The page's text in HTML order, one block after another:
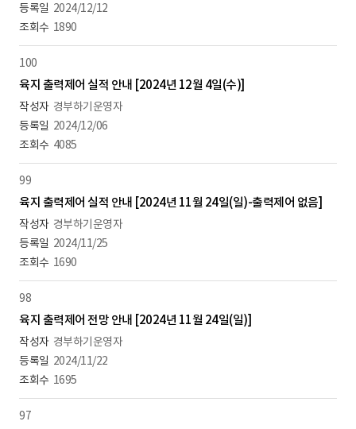
2024/12/12
1890
100
육지 출력제어 실적 안내 [2024년 12월 4일(수)]
경부하기운영자
2024/12/06
4085
99
육지 출력제어 실적 안내 [2024년 11월 24일(일)-출력제어 없음]
경부하기운영자
2024/11/25
1690
98
육지 출력제어 전망 안내 [2024년 11월 24일(일)]
경부하기운영자
2024/11/22
1695
97